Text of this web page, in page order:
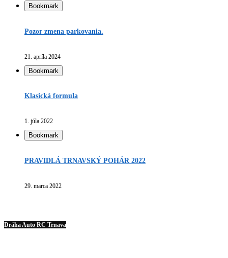
Bookmark
Pozor zmena parkovania.
21. apríla 2024
Bookmark
Klasická formula
1. júla 2022
Bookmark
PRAVIDLÁ TRNAVSKÝ POHÁR 2022
29. marca 2022
Dráha Auto RC Trnava